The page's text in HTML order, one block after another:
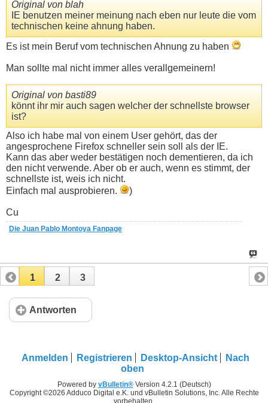
Original von blah
IE benutzen meiner meinung nach eben nur leute die vom
technischen keine ahnung haben.
Es ist mein Beruf vom technischen Ahnung zu haben
Man sollte mal nicht immer alles verallgemeinern!
Original von basti89
könnt ihr mir auch sagen welcher der schnellste browser
ist?
Also ich habe mal von einem User gehört, das der
angesprochene Firefox schneller sein soll als der IE.
Kann das aber weder bestätigen noch dementieren, da ich
den nicht verwende. Aber ob er auch, wenn es stimmt, der
schnellste ist, weis ich nicht.
Einfach mal ausprobieren.
)
Cu
Die Juan Pablo Montoya Fanpage
1 2 3
Antworten
Anmelden Registrieren Desktop-Ansicht
Nach
oben
Powered by vBulletin®Version 4.2.1 (Deutsch)
Copyright ©2026 Adduco Digital e.K. und vBulletin Solutions, Inc. Alle Rechte
vorbehalten.